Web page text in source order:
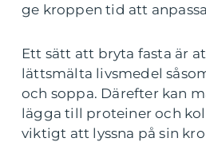
ge kroppen tid att
Ett sätt att bryta fasta är
lättsmälta livsmedel
och soppa. Därefter kan
lägga till proteiner och
viktigt att lyssna på sin